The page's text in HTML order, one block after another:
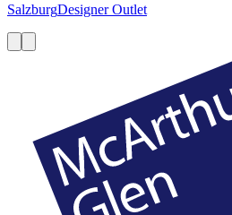
SalzburgDesigner Outlet